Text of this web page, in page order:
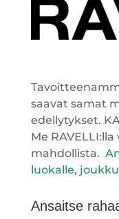
saavat samat
edellytykset.
Me
mahdollista.
luokalle,
Ansaitse